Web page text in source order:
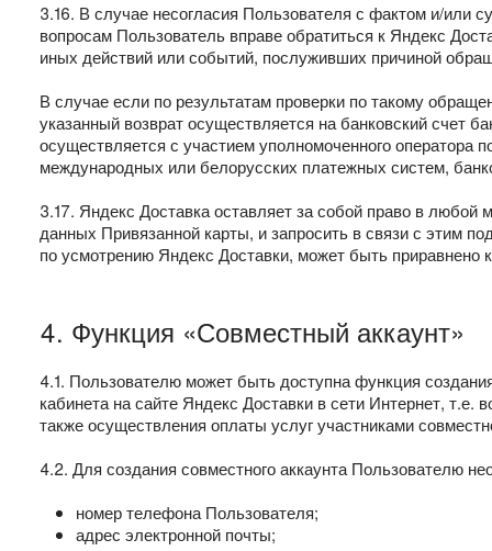
3.16. В случае несогласия Пользователя с фактом и/или
вопросам Пользователь вправе обратиться к Яндекс
иных действий или событий, послуживших причиной
В случае если по результатам проверки по такому
указанный возврат осуществляется на банковский счет
осуществляется с участием уполномоченного оператора
международных или белорусских платежных систем,
3.17. Яндекс Доставка оставляет за собой право в
данных Привязанной карты, и запросить в связи с этим
по усмотрению Яндекс Доставки, может быть
4. Функция «Совместный аккаунт»
4.1. Пользователю может быть доступна функция
кабинета на сайте Яндекс Доставки в сети Интернет, т.е.
также осуществления оплаты услуг участниками
4.2. Для создания совместного аккаунта Пользователю
номер телефона Пользователя;
адрес электронной почты;